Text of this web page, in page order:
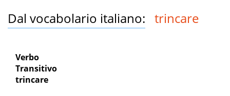
Dal vocabolario italiano: trincare
Verbo
Transitivo
trincare